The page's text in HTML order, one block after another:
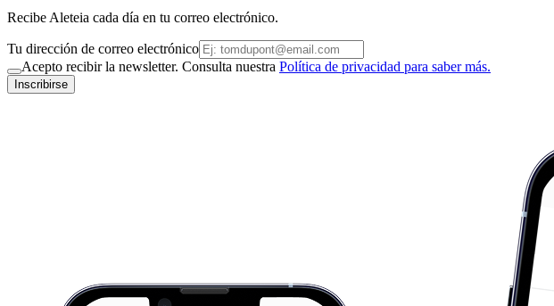
Recibe Aleteia cada día en tu correo electrónico.
Tu dirección de correo electrónico
Acepto recibir la newsletter. Consulta nuestra Política de privacidad para saber más.
Inscribirse